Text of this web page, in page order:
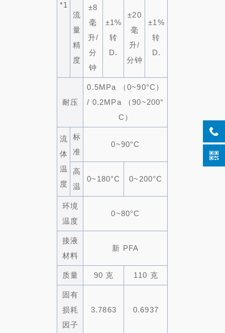
*1
流
量
精
度
±8
毫
升/
分
钟
±1%
转
D.
±20
毫
升/
分钟
±1%
转
D.
耐压
0.5MPa （0~90°C）
/ 0.2MPa （90~200°
C）
流
体
温
度
标
准
0~90°C
高
温
0~180°C 0~200°C
环境
温度
0~80°C
接液
材料
新 PFA
质量 90 克 110 克
固有
损耗
因子
3.7863 0.6937